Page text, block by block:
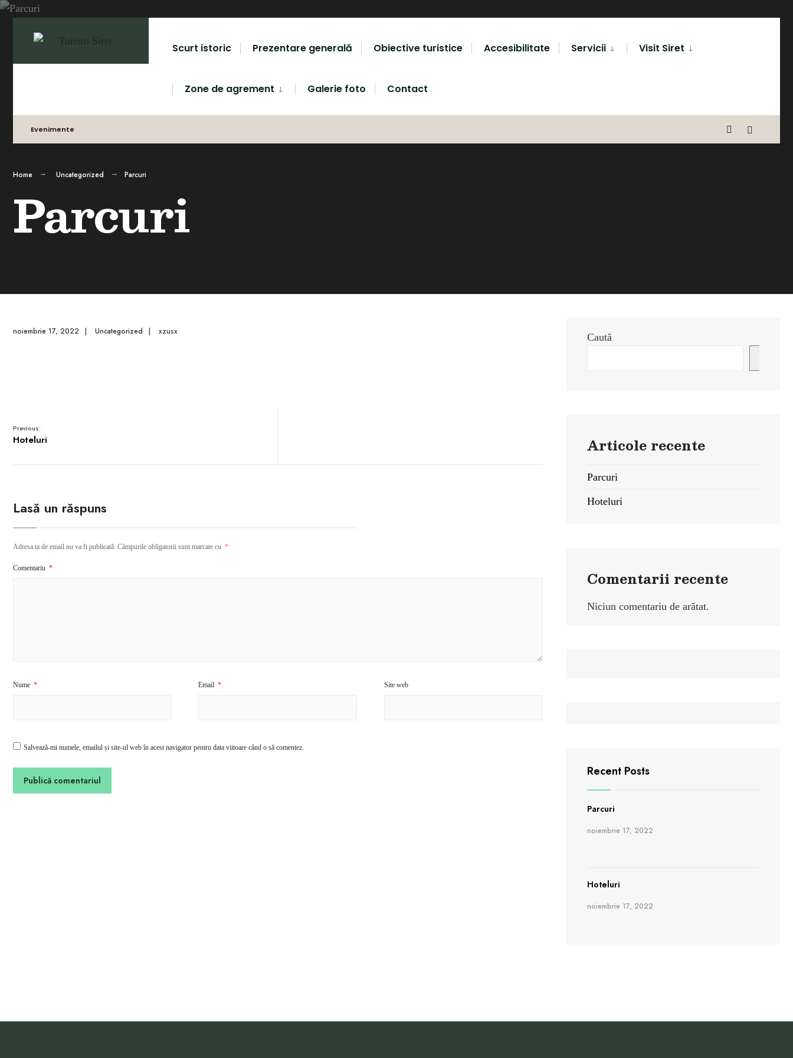
Scurt istoric Prezentare generală Obiective turistice Accesibilitate Servicii Visit Siret
Zone de agrement Galerie foto Contact
Evenimente
Home Uncategorized Parcuri
Parcuri
noiembrie 17, 2022 | Uncategorized | xzusx
Previous:
Hoteluri
Lasă un răspuns
Adresa ta de email nu va fi publicată. Câmpurile obligatorii sunt marcate cu *
Comentariu *
Nume * Email * Site web
Salvează-mi numele, emailul și site-ul web în acest navigator pentru data viitoare când o să comentez.
Caută
Articole recente
Parcuri
Hoteluri
Comentarii recente
Niciun comentariu de arătat.
Recent Posts
Parcuri
noiembrie 17, 2022
Hoteluri
noiembrie 17, 2022